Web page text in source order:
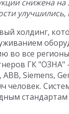
снижена на
улучшились,
холдинг,
во все
ГК
Siemens,
человек.
стандартам